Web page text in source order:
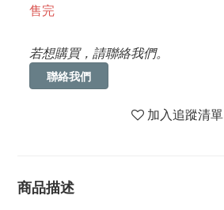
售完
若想購買，請聯絡我們。
聯絡我們
加入追蹤清單
商品描述